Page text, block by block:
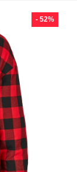
- 52%